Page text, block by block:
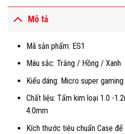
Mô tả
Mã sản phẩm: ES1
Màu sắc: Trắng / Hồng / Xanh
Kiểu dáng: Micro super
Chất liệu: Tấm kim loại 1.0 -
4.0mm
Kích thước tiêu chuẩn Case để